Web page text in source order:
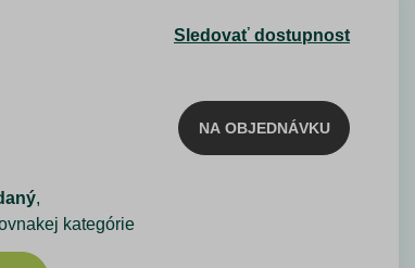
Sledovať dostupnost
NA OBJEDNÁVKU
,
kategórie